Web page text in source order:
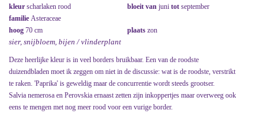
kleur scharlaken rood bloeit van juni tot september
familie Asteraceae
hoog 70 cm plaats zon
sier, snijbloem, bijen / vlinderplant
Deze heerlijke kleur is in veel borders bruikbaar. Een van de roodste
duizendbladen moet ik zeggen om niet in de discussie: wat is de roodste, verstrikt
te raken. 'Paprika' is geweldig maar de concurrentie wordt steeds grootser.
Salvia nemerosa en Perovskia ernaast zetten zijn inkoppertjes maar overweeg ook
eens te mengen met nog meer rood voor een vurige border.